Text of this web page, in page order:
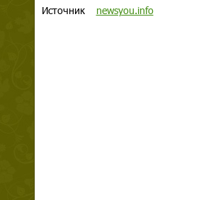
Источник newsyou.info